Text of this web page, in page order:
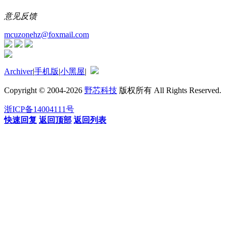
意见反馈
mcuzonehz@foxmail.com
Archiver|手机版|小黑屋|
Copyright © 2004-2026 野芯科技 版权所有 All Rights Reserved.
浙ICP备14004111号
快速回复 返回顶部 返回列表